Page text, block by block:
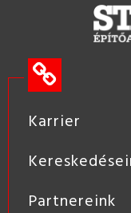
Karrier
Partnereink